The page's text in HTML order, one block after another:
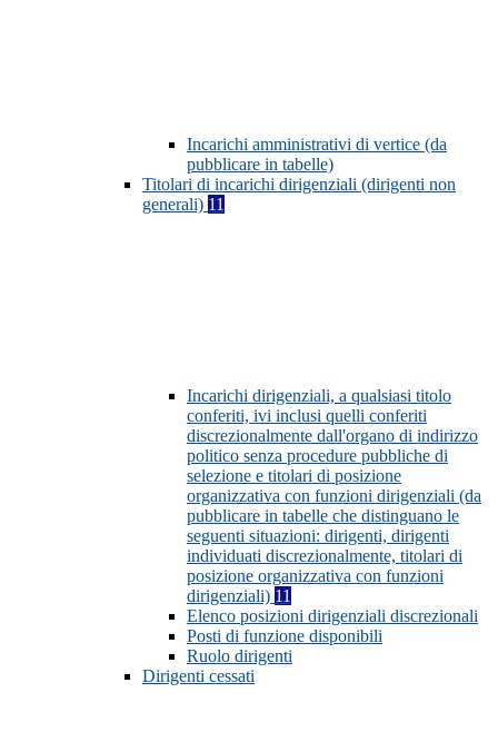
Incarichi amministrativi di vertice (da
pubblicare in tabelle)
Titolari di incarichi dirigenziali (dirigenti non
generali) 11
Incarichi dirigenziali, a qualsiasi titolo
conferiti, ivi inclusi quelli conferiti
discrezionalmente dall'organo di indirizzo
politico senza procedure pubbliche di
selezione e titolari di posizione
organizzativa con funzioni dirigenziali (da
pubblicare in tabelle che distinguano le
seguenti situazioni: dirigenti, dirigenti
individuati discrezionalmente, titolari di
posizione organizzativa con funzioni
dirigenziali) 11
Elenco posizioni dirigenziali discrezionali
Posti di funzione disponibili
Ruolo dirigenti
Dirigenti cessati